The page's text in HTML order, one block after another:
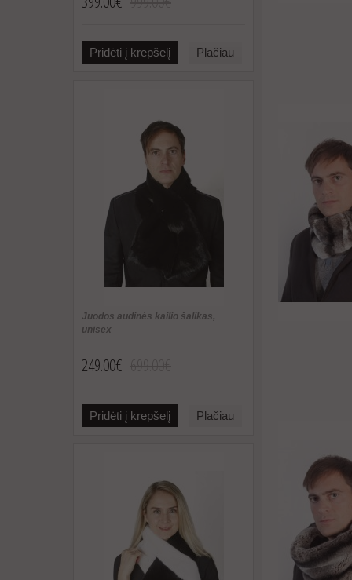
Pridėti į krepšelį Plačiau
Juodos audinės kailio šalikas,
unisex
249.00€
Pridėti į krepšelį Plačiau